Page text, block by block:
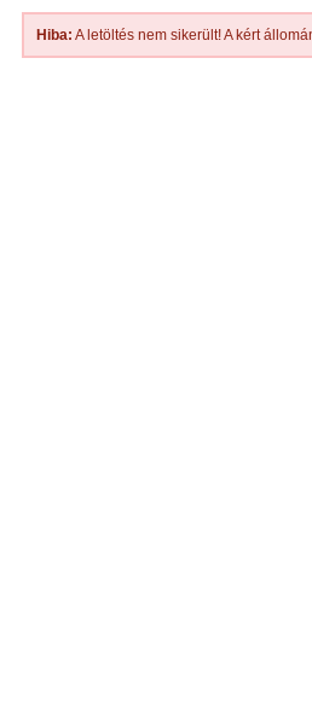
Hiba: A letöltés nem sikerült! A kért